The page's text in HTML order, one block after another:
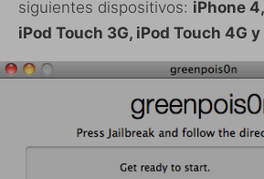
siguientes dispositivos: iPhone
iPod Touch 3G, iPod Touch 4G y